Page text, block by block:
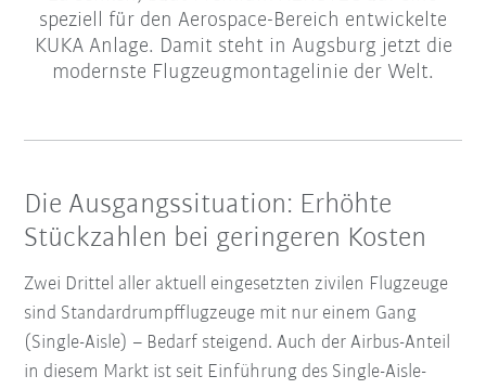
speziell für den Aerospace-Bereich entwickelte
KUKA Anlage. Damit steht in Augsburg jetzt die
modernste Flugzeugmontagelinie der Welt.
Die Ausgangssituation: Erhöhte
Stückzahlen bei geringeren Kosten
Zwei Drittel aller aktuell eingesetzten zivilen Flugzeuge
sind Standardrumpfflugzeuge mit nur einem Gang
(Single-Aisle) – Bedarf steigend. Auch der Airbus-Anteil
in diesem Markt ist seit Einführung des Single-Aisle-